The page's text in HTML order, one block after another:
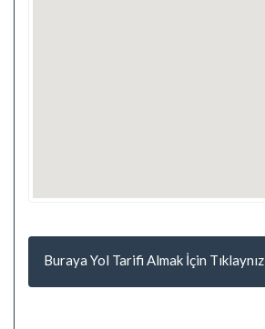
Buraya Yol Tarifi Almak İçin Tıklaynız